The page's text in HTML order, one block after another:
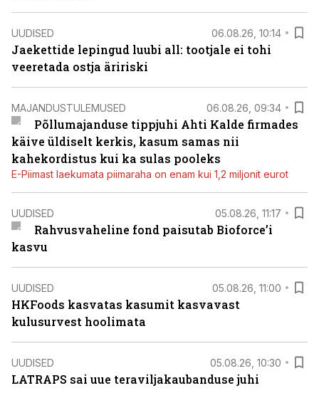
UUDISED 06.08.26, 10:14
Jaekettide lepingud luubi all: tootjale ei tohi
veeretada ostja äririski
MAJANDUSTULEMUSED 06.08.26, 09:34
Põllumajanduse tippjuhi Ahti Kalde firmades
käive üldiselt kerkis, kasum samas nii
kahekordistus kui ka sulas pooleks
E-Piimast laekumata piimaraha on enam kui 1,2 miljonit eurot
UUDISED 05.08.26, 11:17
Rahvusvaheline fond paisutab Bioforce’i
kasvu
UUDISED 05.08.26, 11:00
HKFoods kasvatas kasumit kasvavast
kulusurvest hoolimata
UUDISED 05.08.26, 10:30
LATRAPS sai uue teraviljakaubanduse juhi